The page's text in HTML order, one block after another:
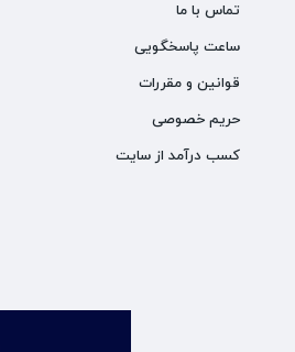
تماس با ما
ساعت پاسخگویی
قوانین و مقررات
حریم خصوصی
کسب درآمد از سایت